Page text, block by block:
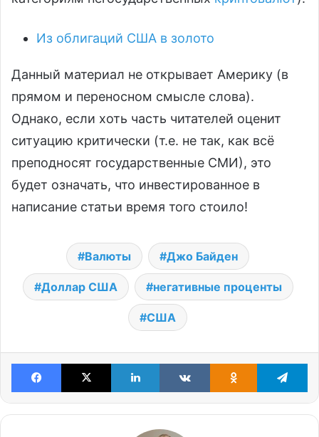
Из облигаций США в золото
Данный материал не открывает Америку (в
прямом и переносном смысле слова).
Однако, если хоть часть читателей оценит
ситуацию критически (т.е. не так, как всё
преподносят государственные СМИ), это
будет означать, что инвестированное в
написание статьи время того стоило!
Валюты Джо Байден
Доллар США негативные проценты
США
Facebook X LinkedIn VKontakteOdnoklassniki